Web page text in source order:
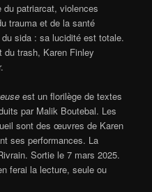
patriarcat, violences
trauma et de la santé
sida : sa lucidité est totale.
du trash, Karen Finley
est un florilège de textes
par Malik Boutebal. Les
sont des œuvres de Karen
ses performances. La
Sortie le 7 mars 2025.
ferai la lecture, seule ou